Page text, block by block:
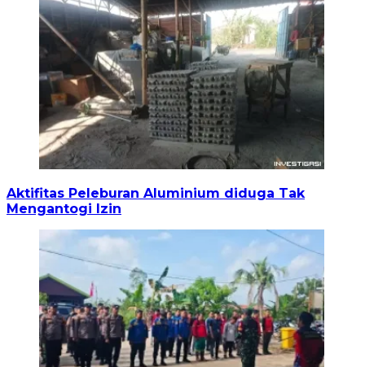
Aktifitas Peleburan Aluminium diduga Tak
Mengantogi Izin